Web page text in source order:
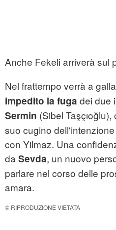
Anche Fekeli arriverà sul
Nel frattempo verrà a
impedito la fuga dei due
Sermin (Sibel
suo cugino
con Yilmaz. Una
da Sevda, un nuovo
parlare nel corso delle
amara.
© RIPRODUZIONE VIETATA